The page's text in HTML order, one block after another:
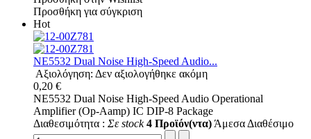
Προσθήκη για σύγκριση
Hot
NE5532 Dual Noise High-Speed Audio...
Αξιολόγηση: Δεν αξιολογήθηκε ακόμη
0,20 €
NE5532 Dual Noise High-Speed Audio Operational
Amplifier (Op-Aamp) IC DIP-8 Package
Διαθεσιμότητα : Σε stock 4 Προϊόν(ντα) Άμεσα Διαθέσιμο